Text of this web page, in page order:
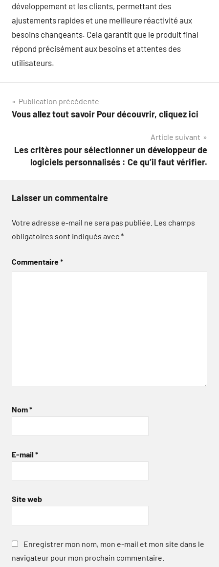
développement et les clients, permettant des
ajustements rapides et une meilleure réactivité aux
besoins changeants. Cela garantit que le produit final
répond précisément aux besoins et attentes des
utilisateurs.
Navigation
de
Publication précédente
Vous allez tout savoir Pour découvrir, cliquez ici
Article suivant
Les critères pour sélectionner un développeur de
logiciels personnalisés : Ce qu’il faut vérifier.
Laisser un commentaire
Votre adresse e-mail ne sera pas publiée. Les champs
obligatoires sont indiqués avec*
Commentaire*
Nom*
E-mail *
Site web
Enregistrer mon nom, mon e-mail et mon site dans le
navigateur pour mon prochain commentaire.